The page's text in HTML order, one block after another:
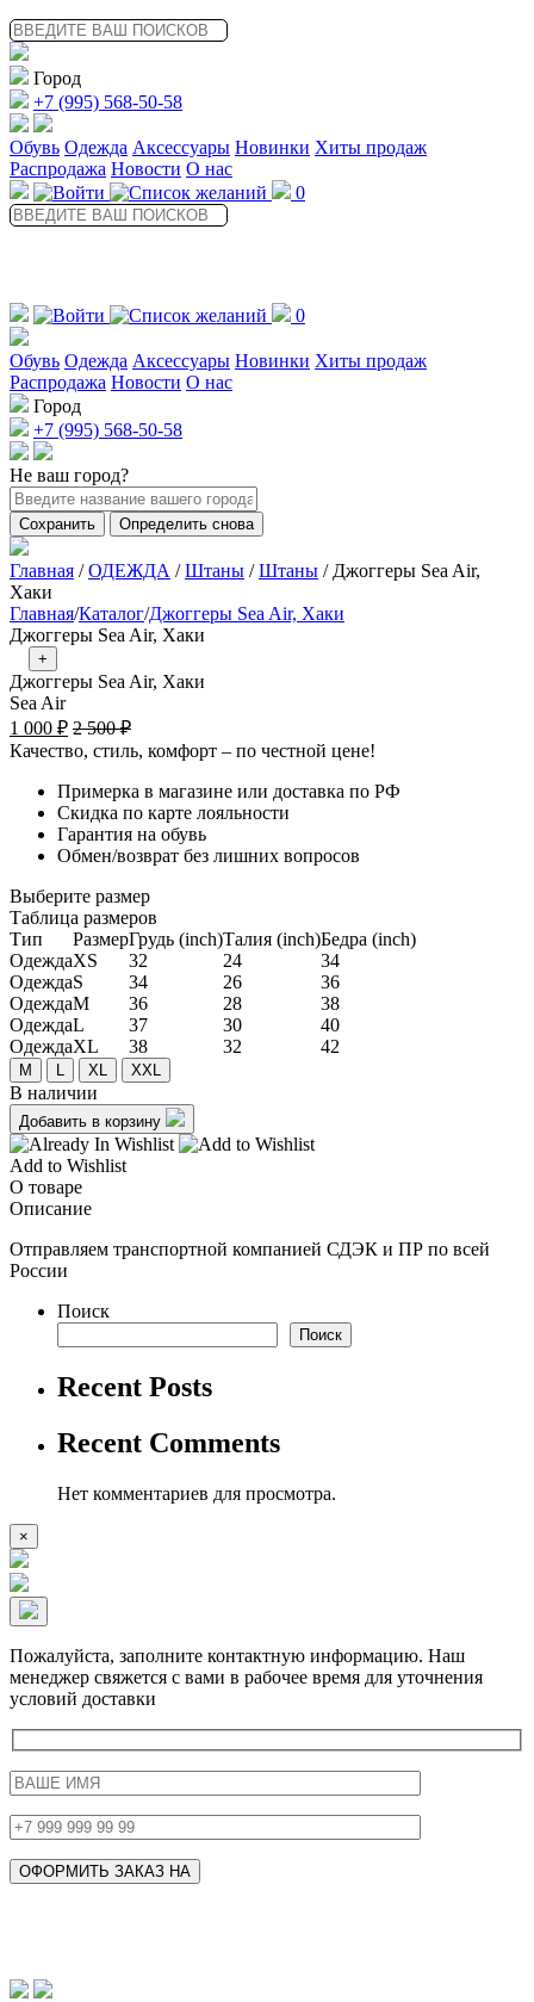
Перейти
к
содержимому
Город
+7 (995) 568-50-58
Обувь Одежда Аксессуары Новинки Хиты продаж
Распродажа Новости О нас
0
0
Обувь Одежда Аксессуары Новинки Хиты продаж
Распродажа Новости О нас
Город
+7 (995) 568-50-58
Не ваш город?
Сохранить Определить снова
Главная /ОДЕЖДА /Штаны /Штаны / Джоггеры Sea Air,
Хаки
Главная/Каталог/Джоггеры Sea Air, Хаки
Джоггеры Sea Air, Хаки
+
Джоггеры Sea Air, Хаки
Sea Air
1 000 ₽Текущая
цена:
000 ₽.
2 500₽Первоначальная
цена
составляла
2
500 ₽.
Качество, стиль, комфорт – по честной цене!
Примерка в магазине или доставка по РФ
Скидка по карте лояльности
Гарантия на обувь
Обмен/возврат без лишних вопросов
Выберите размер
Таблица размеров
Тип
Одежда
Одежда
Одежда
Одежда
Одежда
Размер
XS
S
M
L
XL
Грудь (inch)
32
34
36
37
38
Талия (inch)
24
26
28
30
32
Бедра (inch)
34
36
38
40
42
M L XL XXL
В наличии
Добавить в корзину
Add to Wishlist
О товаре
Описание
Отправляем транспортной компанией СДЭК и ПР по всей
России
Поиск
Поиск
Recent Posts
Recent Comments
Нет комментариев для просмотра.
×
Пожалуйста, заполните контактную информацию. Наш
менеджер свяжется с вами в рабочее время для уточнения
условий доставки